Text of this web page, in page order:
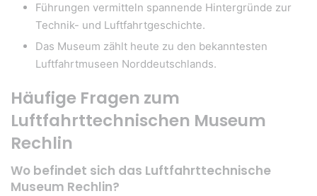
Führungen vermitteln spannende Hintergründe zur
Technik- und Luftfahrtgeschichte.
Das Museum zählt heute zu den bekanntesten
Luftfahrtmuseen Norddeutschlands.
Häufige Fragen zum
Luftfahrttechnischen Museum
Rechlin
Wo befindet sich das Luftfahrttechnische
Museum Rechlin?